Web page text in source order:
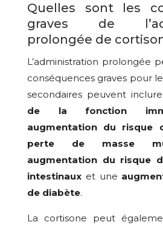
Quelles sont les
graves de
prolongée de
L’administration prolongée
conséquences graves pour
secondaires peuvent
de la fonction
augmentation du risque
perte de masse
augmentation du risque
intestinauxet une
de diabète.
La cortisone peut